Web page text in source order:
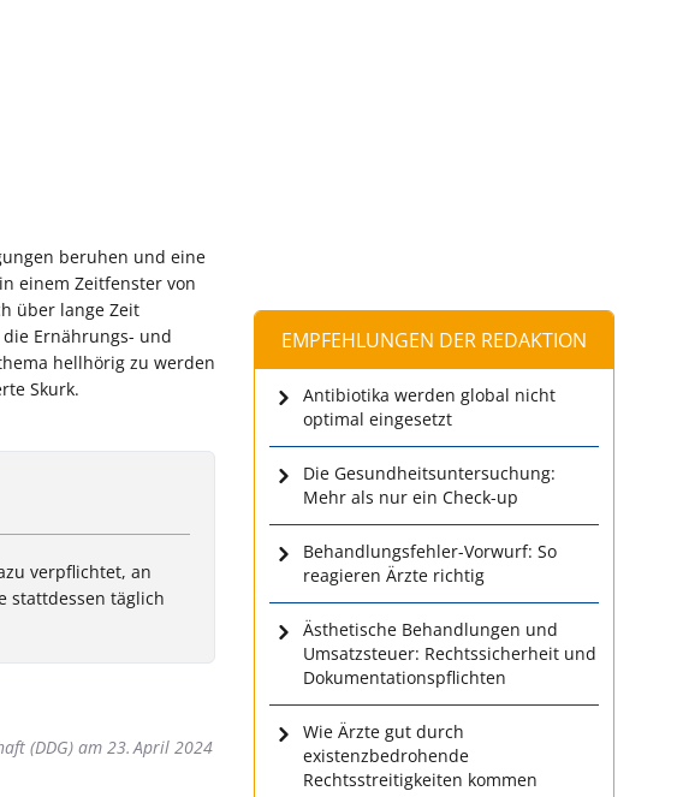
beruhen und eine
einem Zeitfenster von
über lange Zeit
Ernährungs- und
hellhörig zu werden
Skurk.
verpflichtet, an
stattdessen täglich
(DDG) am 23. April 2024
EMPFEHLUNGEN DER REDAKTION
Antibiotika werden global nicht
optimal eingesetzt
Die Gesundheitsuntersuchung:
Mehr als nur ein Check-up
Behandlungsfehler-Vorwurf: So
reagieren Ärzte richtig
Ästhetische Behandlungen und
Umsatzsteuer: Rechtssicherheit und
Dokumentationspflichten
Wie Ärzte gut durch
existenzbedrohende
Rechtsstreitigkeiten kommen